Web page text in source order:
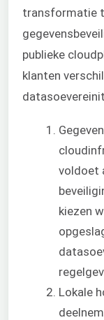
transformatie
publieke
klanten
voldoet
kiezen
Lokale